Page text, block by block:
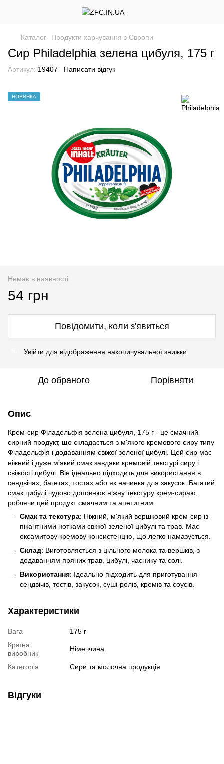
Каталог Продукти харчування з Європи
Сир Philadelphia зелена цибуля, 175 г
Артикул: 19407 Написати відгук
НОВИНКА
Немає в наявності
54 грн
Повідомити, коли з'явиться
Увійти для відображення накопичувальної знижки
До обраного Порівняти
Опис
Крем-сир Філадельфія зелена цибуля, 175 г - це смачний
сирний продукт, що складається з м'якого кремового сиру типу
Філадельфія і додаванням свіжої зеленої цибулі. Цей сир має
ніжний і дуже м'який смак завдяки кремовій текстурі сиру і
свіжості цибулі. Він ідеально підходить для використання в
сендвічах, багетах, тостах або як начинка для закусок. Багатий
смак цибулі чудово доповнює ніжну текстуру крем-сираю,
роблячи цей продукт смачним та апетитним.
Смак та текстура: Ніжний, м'який вершковий крем-сир із
пікантними нотками свіжої зеленої цибулі та трав. Має
оксамитову кремову консистенцію, що легко намазується.
Склад: Виготовляється з цільного молока та вершків, з
додаванням пряних трав, цибулі, часнику та солі.
Використання: Ідеально підходить для приготування
сендвічів, тостів, закусок, суші-ролів, кремів та соусів.
Характеристики
Вага
175 г
Країна
виробник
Німеччина
Категорія Сири та молочна продукція
Відгуки